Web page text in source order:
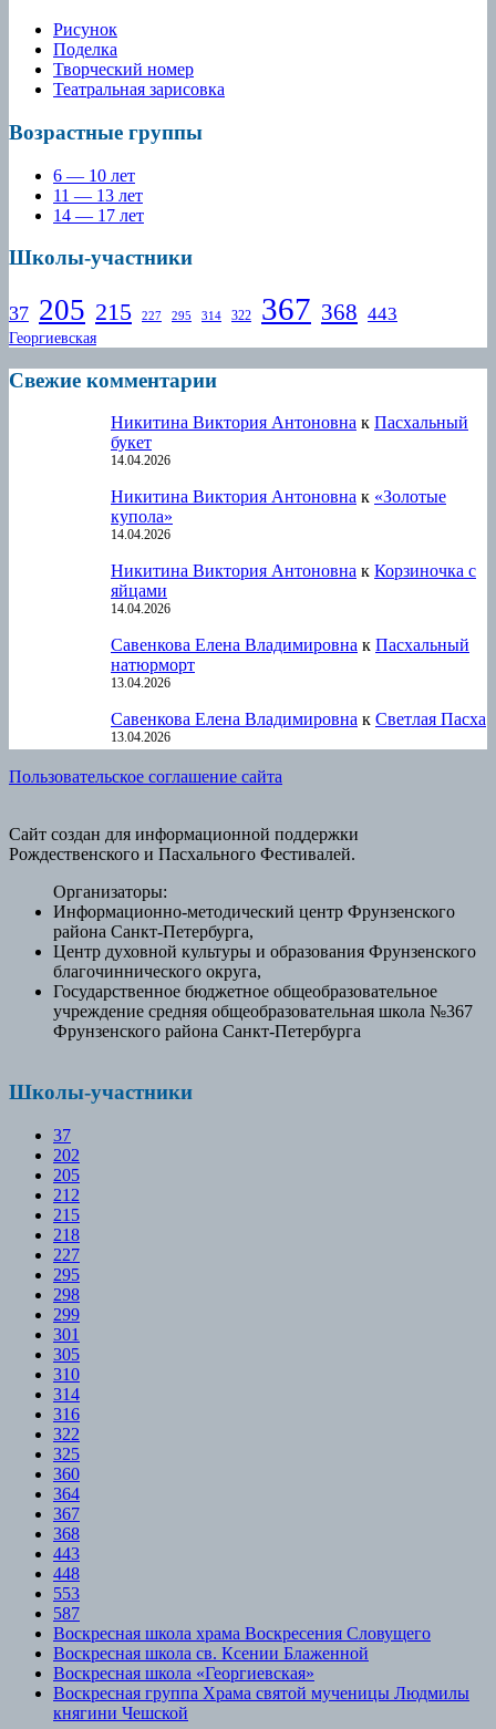
Рисунок
Поделка
Творческий номер
Театральная зарисовка
Возрастные группы
6 — 10 лет
11 — 13 лет
14 — 17 лет
Школы-участники
37 205 215 227 295 314 322 367 368 443
Георгиевская
Свежие комментарии
Никитина Виктория Антоновна к Пасхальный
букет
14.04.2026
Никитина Виктория Антоновна к «Золотые
купола»
14.04.2026
Никитина Виктория Антоновна к Корзиночка с
яйцами
14.04.2026
Савенкова Елена Владимировна к Пасхальный
натюрморт
13.04.2026
Савенкова Елена Владимировна к Светлая Пасха
13.04.2026
Пользовательское соглашение сайта
Сайт создан для информационной поддержки
Рождественского и Пасхального Фестивалей.
Организаторы:
Информационно-методический центр Фрунзенского
района Санкт-Петербурга,
Центр духовной культуры и образования Фрунзенского
благочиннического округа,
Государственное бюджетное общеобразовательное
учреждение средняя общеобразовательная школа №367
Фрунзенского района Санкт-Петербурга
Школы-участники
37
202
205
212
215
218
227
295
298
299
301
305
310
314
316
322
325
360
364
367
368
443
448
553
587
Воскресная школа храма Воскресения Словущего
Воскресная школа св. Ксении Блаженной
Воскресная школа «Георгиевская»
Воскресная группа Храма святой мученицы Людмилы
княгини Чешской